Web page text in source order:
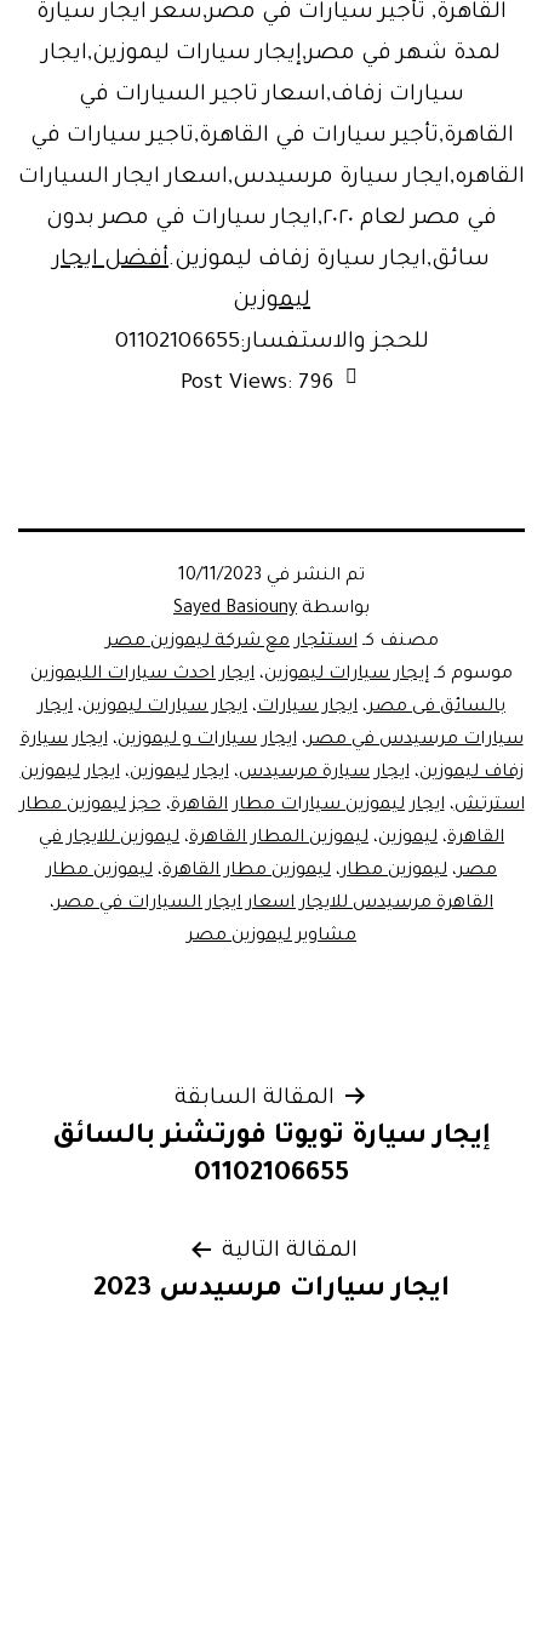
القاهرة, تأجير سيارات في مصر,سعر ايجار سيارة
لمدة شهر في مصر,إيجار سيارات ليموزين,ايجار
سيارات زفاف,اسعار تاجير السيارات في
القاهرة,تأجير سيارات في القاهرة,تاجير سيارات في
القاهره,ايجار سيارة مرسيدس,اسعار ايجار السيارات
في مصر لعام ٢٠٢٠,ايجار سيارات في مصر بدون
سائق,ايجار سيارة زفاف ليموزين.أفضل ايجار
ليموزين
للحجز والاستفسار:01102106655
Post Views: 796
تم النشر في 10/11/2023
بواسطة Sayed Basiouny
مصنف كـاستئجار مع شركة ليموزين مصر
موسوم كـ إيجار سيارات ليموزين، ايجار احدث سيارات الليموزين
بالسائق فى مصر، ايجار سيارات، ايجار سيارات ليموزين، ايجار
سيارات مرسيدس في مصر،ايجار سيارات و ليموزين،ايجار سيارة
زفاف ليموزين،ايجار سيارة مرسيدس،ايجار ليموزين،ايجار ليموزين
استرتش،ايجار ليموزين سيارات مطار القاهرة،حجز ليموزين مطار
القاهرة، ليموزين، ليموزين المطار القاهرة، ليموزين للايجار في
مصر، ليموزين مطار، ليموزين مطار القاهرة، ليموزين مطار
القاهرة مرسيدس للايجار اسعار ايجار السيارات في مصر،
مشاوير ليموزين مصر
المقالات
المقالة السابقة
إيجار سيارة تويوتا فورتشنر بالسائق
01102106655
المقالة التالية
ايجار سيارات مرسيدس 2023